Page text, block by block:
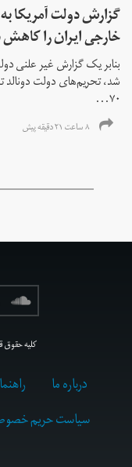
خارجی ایران را کاهش
بنابر یک گزارش غیر علنی
۷۰...
۸ ساعت ۲۱ دقیقه پیش
کلیه حقوق
درباره ما
سیاست حریم